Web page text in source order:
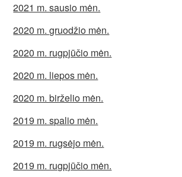
2021 m. sausio mėn.
2020 m. gruodžio mėn.
2020 m. rugpjūčio mėn.
2020 m. liepos mėn.
2020 m. birželio mėn.
2019 m. spalio mėn.
2019 m. rugsėjo mėn.
2019 m. rugpjūčio mėn.